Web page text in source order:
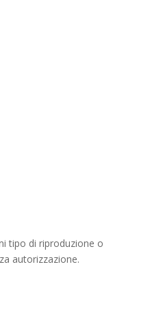
tipo di riproduzione o
autorizzazione.